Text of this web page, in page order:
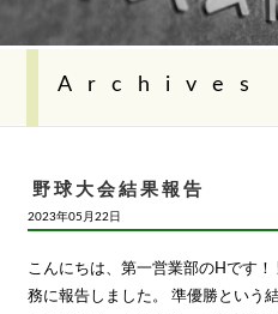
Archives
野球大会結果報告
2023年05月22日
こんにちは、第一営業部のHです
務に報告しました。 準優勝という